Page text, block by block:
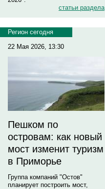
статьи раздела
Регион сегодня
22 Мая 2026, 13:30
Пешком по
островам: как новый
мост изменит туризм
в Приморье
Группа компаний "Остов"
планирует построить мост,